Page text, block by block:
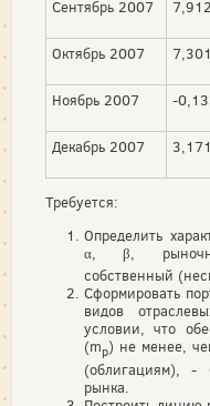
Сентябрь 2007 7,912
Октябрь 2007 7,301
Ноябрь 2007 -
Декабрь 2007 3,171
Требуется:
Определить
α, β,
собственный
Сформировать
видов
условии, что
(mp) не менее,
(облигациям), -
рынка.